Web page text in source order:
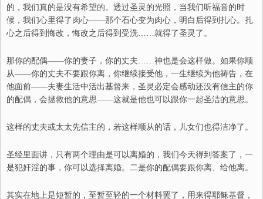
的，我们真的是没有希望的。透过圣灵的光照，当我们听福音的时
候，我们心里得了肉心——那个石心变为肉心，明白后得到扎心。扎
心之后得到悔改，悔改之后得到受洗……就得了圣灵了。
那你的配偶——你的妻子，你的丈夫……神也是会这样做。如果你顺
从——你的丈夫不要跟你离，你继续接受他，一生继续为他祷告，在
他面前——夫妻生活中活出基督来，圣灵必定会感动还没有信主的你
的配偶，会拯救他的意思——这就是他也可以跟你一起圣洁的意思。
这样的丈夫或太太先信主的，若这样顺从的话，儿女们也得洁净了。
圣经里面讲，只有两个理由是可以离婚的，我们今天得到答案了，一
是犯奸淫的事，你可以选择离婚。二是你的配偶要跟你离、 给他离。
其实在地上是短暂的，至暂至轻的一个材料罢了，用来得耶稣基督，